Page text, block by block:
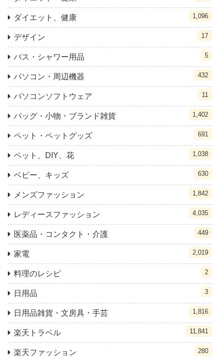
ダイエット、健康 1,096
デザイン 17
バス・シャワー用品 5
パソコン・周辺機器 432
パソコンソフトウェア 11
バッグ・小物・ブランド雑貨 1,402
ペット・ペットグッズ 691
ペット、DIY、花 1,038
ベビー、キッズ 630
メンズファッション 1,842
レディースファッション 4,035
医薬品・コンタクト・介護 449
家電 2,019
料理のレシピ 2
日用品 3
日用品雑貨・文房具・手芸 1,816
楽天トラベル 11,841
楽天ファッション 280